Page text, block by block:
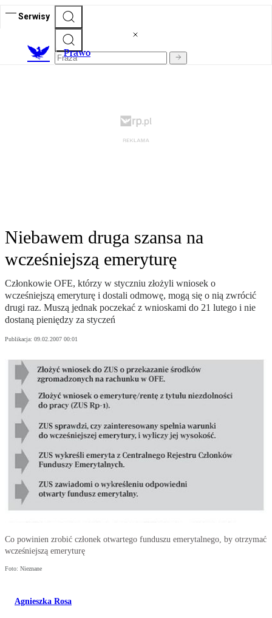
Serwisy
Prawo
Niebawem druga szansa na
wcześniejszą emeryturę
Członkowie OFE, którzy w styczniu złożyli wniosek o
wcześniejszą emeryturę i dostali odmowę, mogą się o nią zwrócić
drugi raz. Muszą jednak poczekać z wnioskami do 21 lutego i nie
dostaną pieniędzy za styczeń
Publikacja: 09.02.2007 00:01
Co powinien zrobić członek otwartego funduszu emerytalnego, by otrzymać
wcześniejszą emeryturę
Foto: Nieznane
Agnieszka Rosa